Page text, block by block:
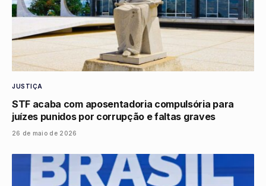
JUSTIÇA
STF acaba com aposentadoria compulsória para
juízes punidos por corrupção e faltas graves
26 de maio de 2026